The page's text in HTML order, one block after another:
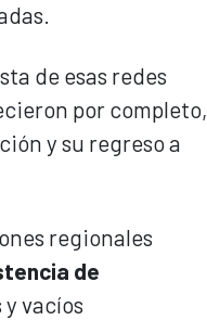
de esas redes
por completo,
y su regreso a
regionales
de
vacíos